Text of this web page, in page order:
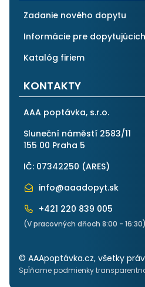
Zadanie nového dopytu
Informácie pre dopytujúcich
Katalóg firiem
KONTAKTY
AAA poptávka, s.r.o.
Sluneční náměstí 2583/11
155 00 Praha 5
IČ: 07342250 (ARES)
info@aaadopyt.sk
+421 220 839 005
(V pracovných dňoch 8:00 - 16:30)
© AAApoptávka.cz, všetky
Spĺňame podmienky